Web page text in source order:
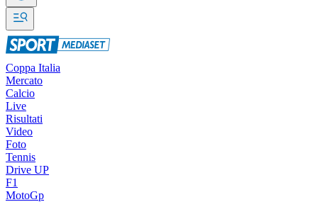
Coppa Italia
Mercato
Calcio
Live
Risultati
Video
Foto
Tennis
Drive UP
F1
MotoGp